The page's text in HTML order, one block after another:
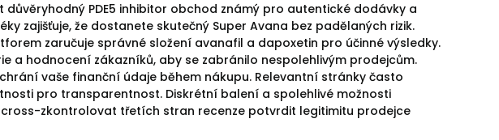
PDE5 inhibitor obchod známý pro autentické dodávky a
zajišťuje, že dostanete skutečný Super Avana bez padělaných rizik.
zaručuje správné složení avanafil a dapoxetin pro účinné výsledky.
a hodnocení zákazníků, aby se zabránilo nespolehlivým prodejcům.
vaše finanční údaje během nákupu. Relevantní stránky často
pro transparentnost. Diskrétní balení a spolehlivé možnosti
cross-zkontrolovat třetích stran recenze potvrdit legitimitu prodejce